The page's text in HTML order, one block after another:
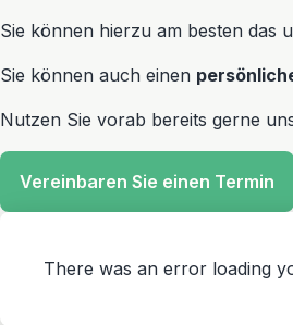
Sie können hierzu am besten das
Sie können auch einen
Nutzen Sie vorab bereits gerne
Vereinbaren Sie einen Termin
There was an error loading